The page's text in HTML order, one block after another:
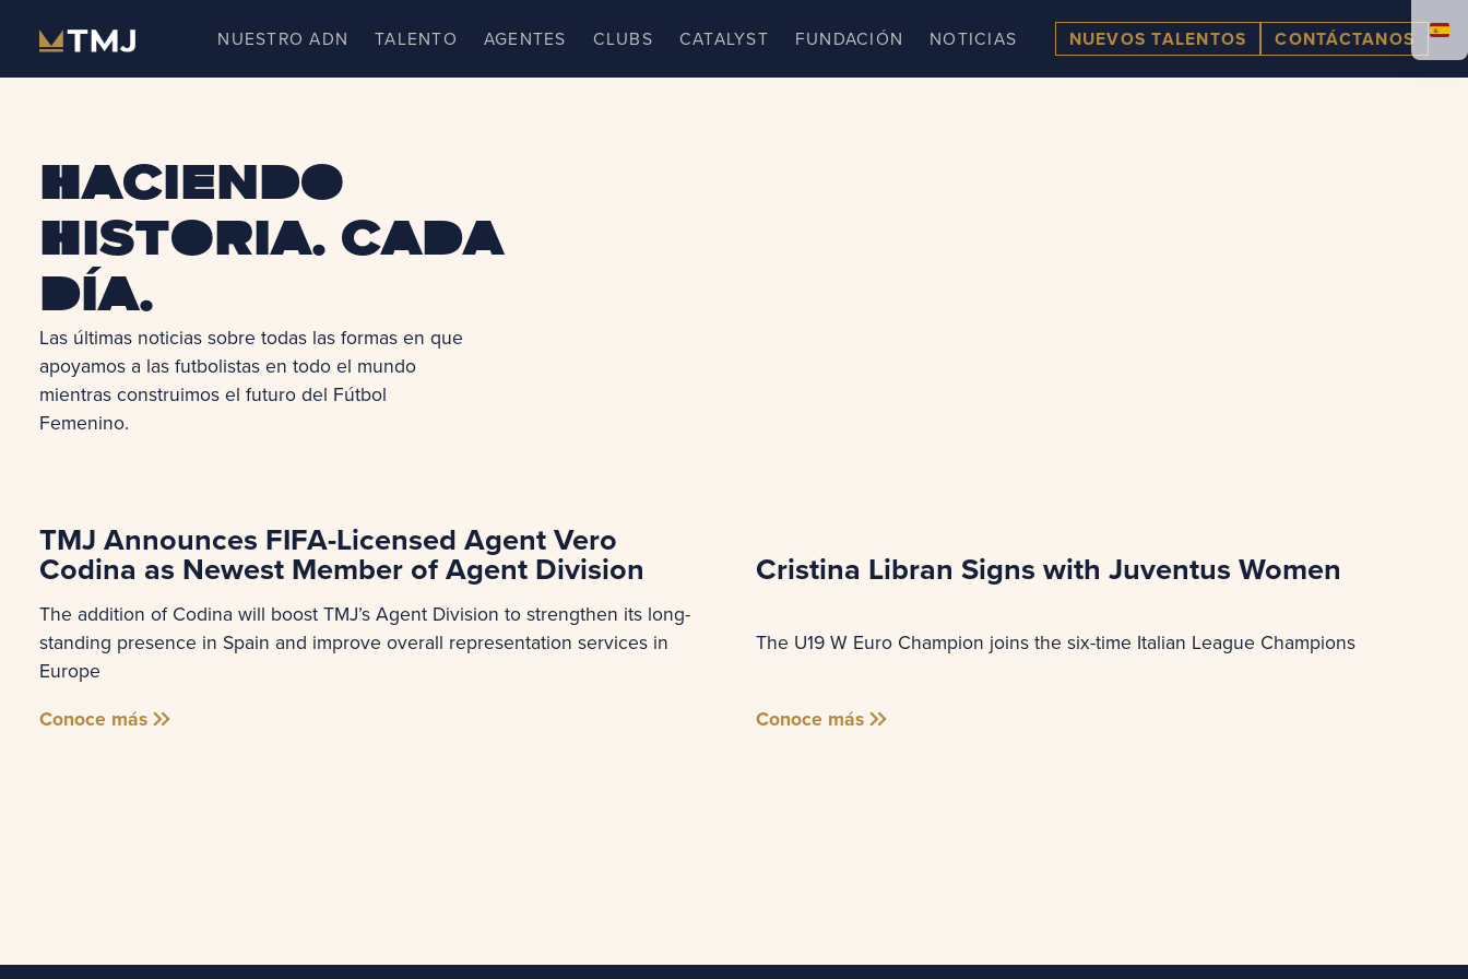
NUESTRO ADN TALENTO AGENTES CLUBS CATALYST FUNDACIÓN NOTICIAS NUEVOS TALENTOS CONTÁCTANOS
Haciendo
historia. Cada
día.
Las últimas noticias sobre todas las formas en que
apoyamos a las futbolistas en todo el mundo
mientras construimos el futuro del Fútbol
Femenino.
TMJ Announces FIFA-Licensed Agent Vero
Codina as Newest Member of Agent Division
The addition of Codina will boost TMJ’s Agent Division to strengthen its long-
standing presence in Spain and improve overall representation services in
Europe
Conoce más
Cristina Libran Signs with Juventus Women
The U19 W Euro Champion joins the six-time Italian League Champions
Conoce más